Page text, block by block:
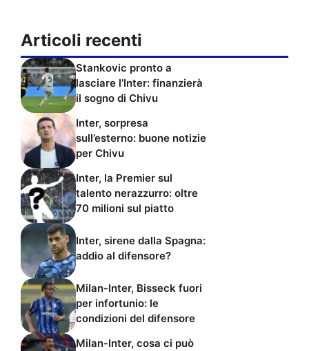
Articoli recenti
Stankovic pronto a
lasciare l’Inter: finanzierà
il sogno di Chivu
Inter, sorpresa
sull’esterno: buone notizie
per Chivu
Inter, la Premier sul
talento nerazzurro: oltre
70 milioni sul piatto
Inter, sirene dalla Spagna:
addio al difensore?
Milan-Inter, Bisseck fuori
per infortunio: le
condizioni del difensore
Milan-Inter, cosa ci può